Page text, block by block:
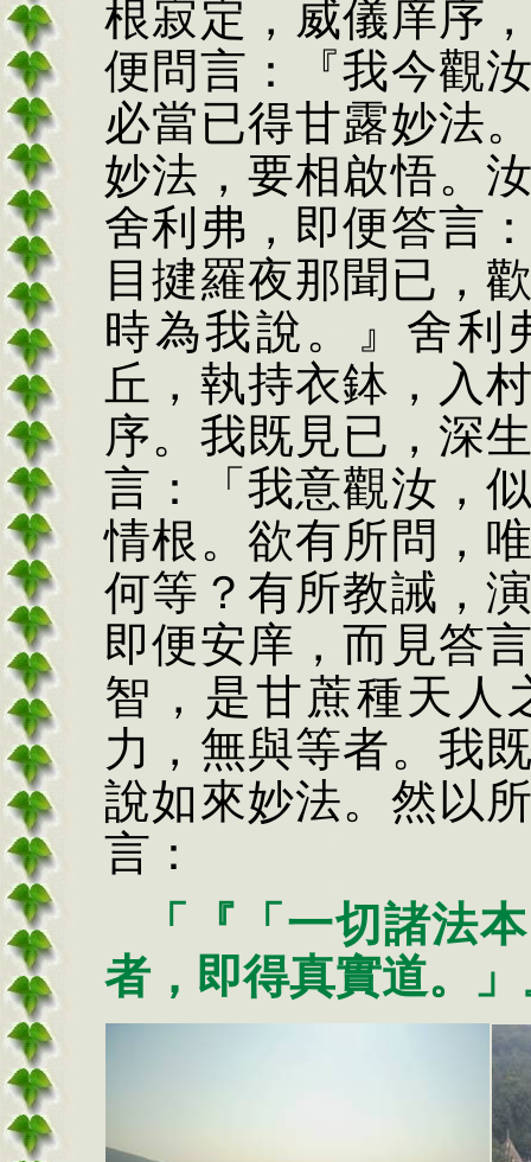
根寂定，威儀庠序
便問言：『我今觀
必當已得甘露妙法
妙法，要相啟悟。
舍利弗，即便答言
目揵羅夜那聞已，
時為我說。』舍利
丘，執持衣鉢 ，入
序。我既見已，深
言：「我意觀汝，
情根。欲有所問，
何等？有所教誡，
即便安庠，而見答
智，是甘蔗種天人
力，無與等者。我
說如來妙法。然以
言：
「『「一切諸法
者，即得真實道。」